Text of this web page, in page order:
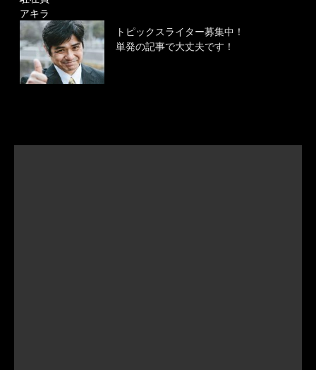
アキラ
トピックスライター募集中！
単発の記事で大丈夫です！